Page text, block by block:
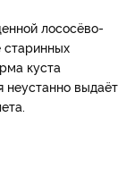
лососёво-
куста
неустанно выдаёт